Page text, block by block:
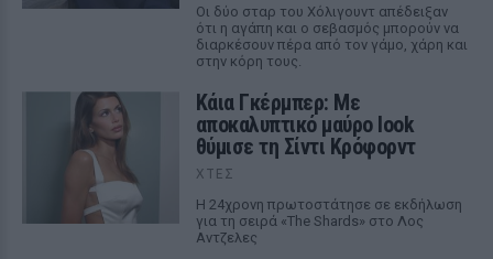
Οι δύο σταρ του Χόλιγουντ απέδειξαν
ότι η αγάπη και ο σεβασμός μπορούν να
διαρκέσουν πέρα από τον γάμο, χάρη και
στην κόρη τους.
Κάια Γκέρμπερ: Με
αποκαλυπτικό μαύρο look
θύμισε τη Σίντι Κρόφορντ
ΧΤΕΣ
Η 24χρονη πρωτοστάτησε σε εκδήλωση
για τη σειρά «The Shards» στο Λος
Αντζελες